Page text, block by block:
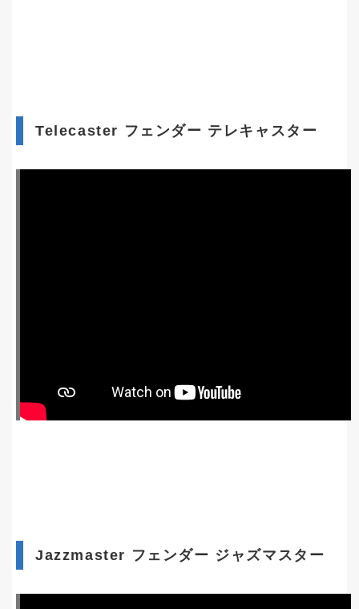
Telecaster フェンダー テレキャスター
Jazzmaster フェンダー ジャズマスター